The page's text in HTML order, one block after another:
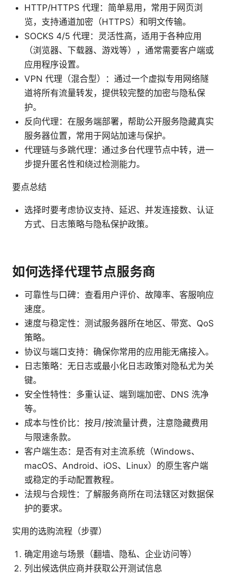
HTTP/HTTPS 代理：简单易用，常用于网页浏
览，支持通道加密（HTTPS）和明文传输。
SOCKS 4/5 代理：灵活性高，适用于各种应用
（浏览器、下载器、游戏等），通常需要客户端或
应用程序设置。
VPN 代理（混合型）：通过一个虚拟专用网络隧
道将所有流量转发，提供较完整的加密与隐私保
护。
反向代理：在服务端部署，帮助公开服务隐藏真实
服务器位置，常用于网站加速与保护。
代理链与多跳代理：通过多台代理节点中转，进一
步提升匿名性和绕过检测能力。
要点总结
选择时要考虑协议支持、延迟、并发连接数、认证
方式、日志策略与隐私保护政策。
如何选择代理节点服务商
可靠性与口碑：查看用户评价、故障率、客服响应
速度。
速度与稳定性：测试服务器所在地区、带宽、QoS
策略。
协议与端口支持：确保你常用的应用能无痛接入。
日志策略：无日志或最小化日志政策对隐私尤为关
键。
安全性特性：多重认证、端到端加密、DNS 洗净
等。
成本与性价比：按月/按流量计费，注意隐藏费用
与限速条款。
客户端生态：是否有对主流系统（Windows、
macOS、Android、iOS、Linux）的原生客户端
或稳定的手动配置教程。
法规与合规性：了解服务商所在司法辖区对数据保
护的要求。
实用的选购流程（步骤）
确定用途与场景（翻墙、隐私、企业访问等）
列出候选供应商并获取公开测试信息